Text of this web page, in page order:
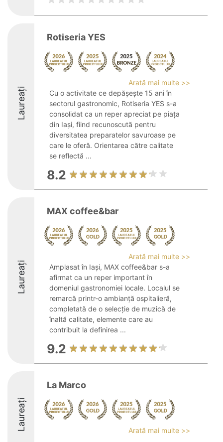
Laureați
Rotiseria YES
Arată mai multe >>
Cu o activitate ce depășește 15 ani în
sectorul gastronomic, Rotiseria YES s-a
consolidat ca un reper apreciat pe piața
din Iași, fiind recunoscută pentru
diversitatea preparatelor savuroase pe
care le oferă. Orientarea către calitate
se reflectă ...
8.2
Laureați
MAX coffee&bar
Arată mai multe >>
Amplasat în Iași, MAX coffee&bar s-a
afirmat ca un reper important în
domeniul gastronomiei locale. Localul se
remarcă printr-o ambianță ospitalieră,
completată de o selecție de muzică de
înaltă calitate, elemente care au
contribuit la definirea ...
9.2
Laureați
La Marco
Arată mai multe >>